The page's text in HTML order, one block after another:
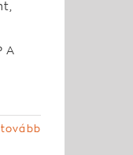
A
tovább